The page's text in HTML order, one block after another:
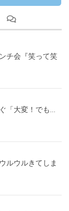
チ会『笑って笑
「大変！でも…
ルウルきてしま